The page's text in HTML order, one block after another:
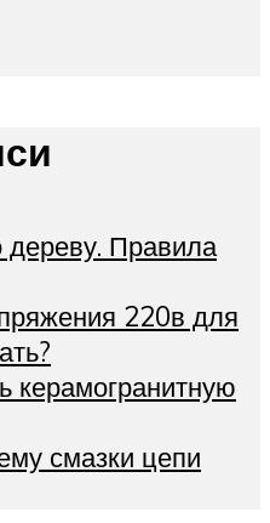
дереву. Правила
220в для
керамогранитную
смазки цепи